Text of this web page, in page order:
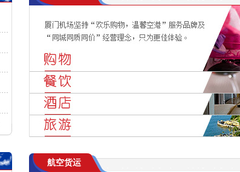
航空货运